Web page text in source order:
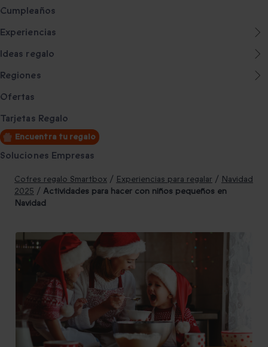
Cumpleaños
Experiencias
Ideas regalo
Regiones
Ofertas
Tarjetas Regalo
Encuentra tu regalo
Soluciones Empresas
Cofres regalo Smartbox / Experiencias para regalar / Navidad
2025 / Actividades para hacer con niños pequeños en
Navidad